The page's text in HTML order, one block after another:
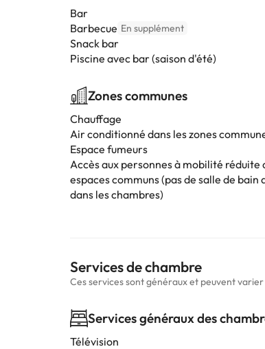
Bar
Barbecue En supplément
Snack bar
Piscine avec bar (saison d'été)
Zones communes
Chauffage
Air conditionné dans les zones
Espace fumeurs
Accès aux personnes à mobilité réduite
espaces communs (pas de salle de bain
dans les chambres)
Services de chambre
Ces services sont généraux et peuvent
Services généraux des
Télévision